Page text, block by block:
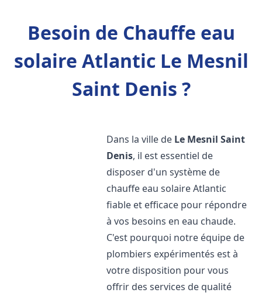
Besoin de Chauffe eau
solaire Atlantic Le Mesnil
Saint Denis ?
Dans la ville de Le Mesnil Saint
Denis, il est essentiel de
disposer d'un système de
chauffe eau solaire Atlantic
fiable et efficace pour répondre
à vos besoins en eau chaude.
C'est pourquoi notre équipe de
plombiers expérimentés est à
votre disposition pour vous
offrir des services de qualité